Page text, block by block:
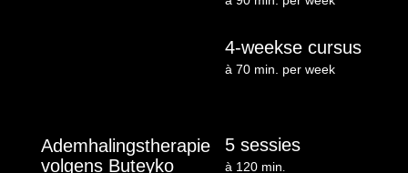
4-weekse cursus
à 70 min. per week
Ademhalingstherapie
volgens Buteyko
5 sessies
à 120 min.